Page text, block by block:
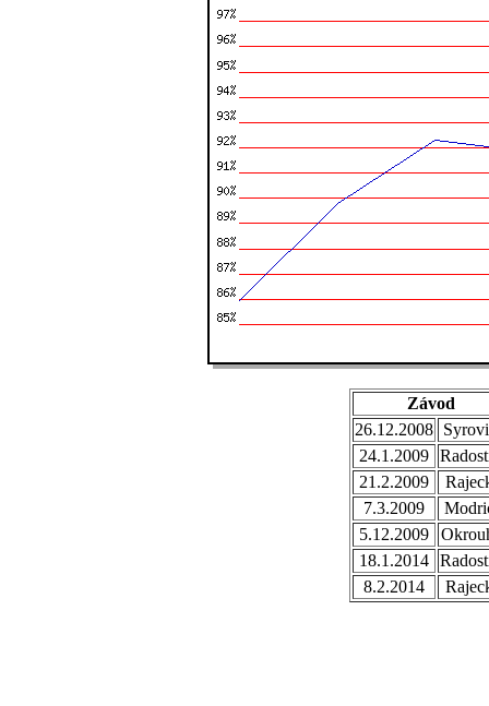
Závod
26.12.2008
24.1.2009
21.2.2009
7.3.2009
5.12.2009
18.1.2014
8.2.2014